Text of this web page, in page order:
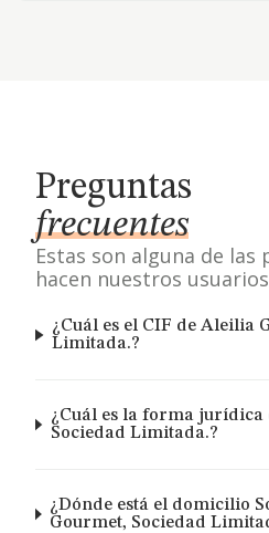
Preguntas
frecuentes
Estas son alguna de las
hacen nuestros usuarios
¿Cuál es el CIF de Aleilia
Limitada.?
¿Cuál es la forma
Sociedad Limitada.?
¿Dónde está el domicilio
Gourmet, Sociedad